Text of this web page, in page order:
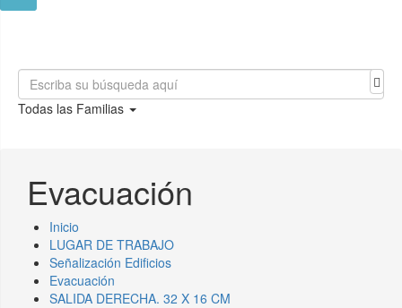
Todas las Familias
Evacuación
Inicio
LUGAR DE TRABAJO
Señalización Edificios
Evacuación
SALIDA DERECHA. 32 X 16 CM